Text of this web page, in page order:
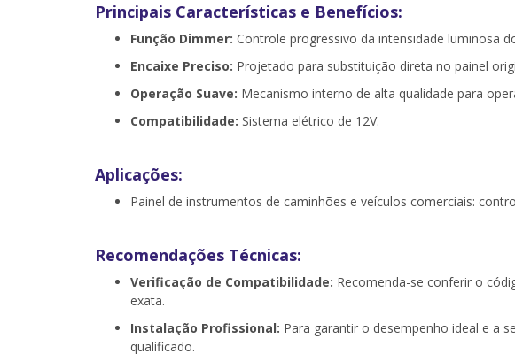
Principais Características e Benefícios:
Função Dimmer: Controle progressivo da intensidade luminosa
Encaixe Preciso: Projetado para substituição direta no painel
Operação Suave: Mecanismo interno de alta qualidade para
Compatibilidade: Sistema elétrico de 12V.
Aplicações:
Painel de instrumentos de caminhões e veículos comerciais:
Recomendações Técnicas:
Verificação de Compatibilidade: Recomenda-se conferir o
exata.
Instalação Profissional: Para garantir o desempenho ideal e a
qualificado.